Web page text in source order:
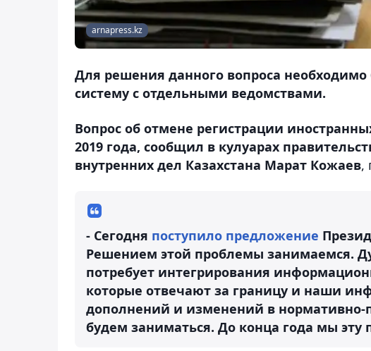
arnapress.kz
Для решения данного вопроса
систему с отдельными ведомствами.
Вопрос об отмене регистрации
2019 года, сообщил в кулуарах
внутренних дел Казахстана Марат Кожаев,
- Сегодня поступило предложение
Решением этой проблемы занимаемся.
потребует интегрирования
которые отвечают за границу и наши
дополнений и изменений в
будем заниматься. До конца года мы